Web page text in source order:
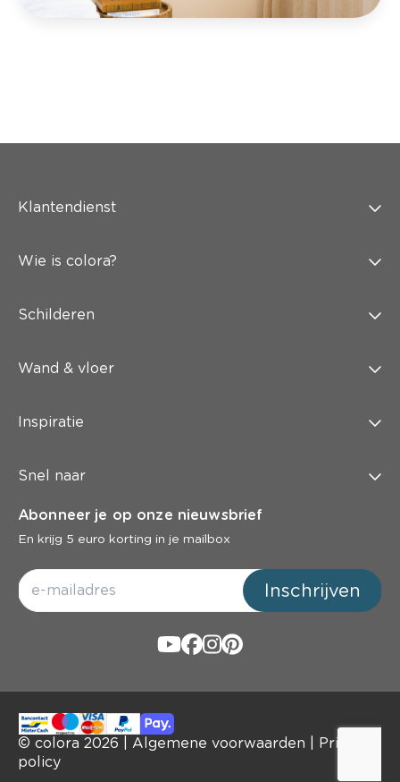
Klantendienst
Wie is colora?
Schilderen
Wand & vloer
Inspiratie
Snel naar
Abonneer je op onze nieuwsbrief
En krijg 5 euro korting in je mailbox
Inschrijven
© colora 2026 Algemene voorwaarden
Privacy
policy